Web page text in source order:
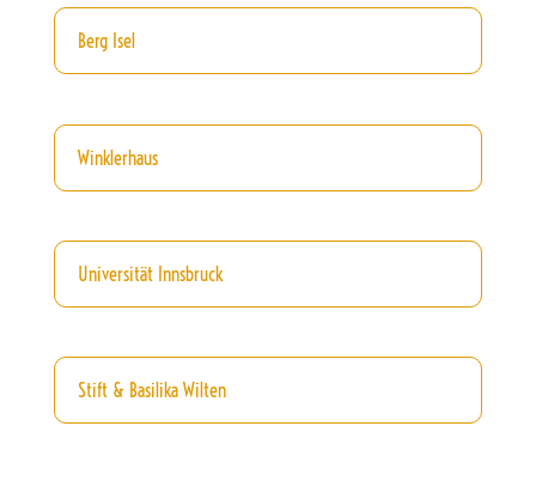
Berg Isel
Winklerhaus
Universität Innsbruck
Stift & Basilika Wilten